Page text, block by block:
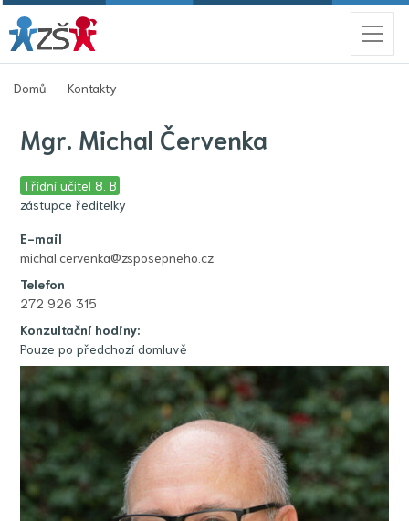
Domů Kontakty
Mgr. Michal Červenka
Třídní učitel 8. B
zástupce ředitelky
E-mail
michal.cervenka@zsposepneho.cz
Telefon
272 926 315
Konzultační hodiny:
Pouze po předchozí domluvě